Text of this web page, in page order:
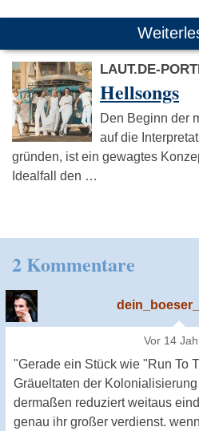
LAUT.DE-
Hellsongs
Den Beginn der
auf die
gründen, ist ein gewagtes
Idealfall den …
2 Kommentare
Vor 14
"Gerade ein Stück wie "Run To
Gräueltaten der
dermaßen reduziert weitaus
genau ihr großer verdienst.